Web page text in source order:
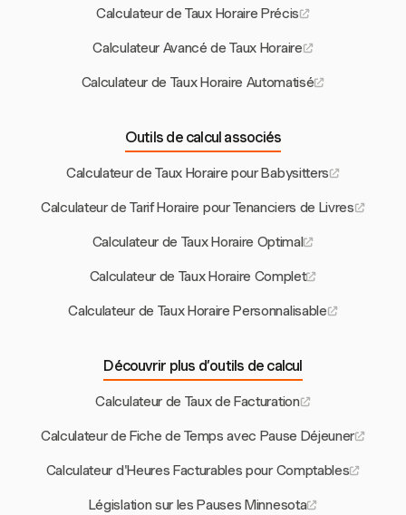
Calculateur de Taux Horaire Précis
Calculateur Avancé de Taux Horaire
Calculateur de Taux Horaire Automatisé
Outils de calcul associés
Calculateur de Taux Horaire pour Babysitters
Calculateur de Tarif Horaire pour Tenanciers de Livres
Calculateur de Taux Horaire Optimal
Calculateur de Taux Horaire Complet
Calculateur de Taux Horaire Personnalisable
Découvrir plus d’outils de calcul
Calculateur de Taux de Facturation
Calculateur de Fiche de Temps avec Pause Déjeuner
Calculateur d'Heures Facturables pour Comptables
Législation sur les Pauses Minnesota